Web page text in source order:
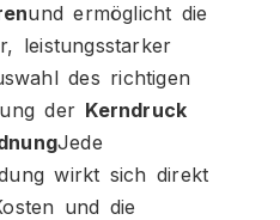
und ermöglicht die
leistungsstarker
des richtigen
der Kerndruck
Jede
wirkt sich direkt
und die